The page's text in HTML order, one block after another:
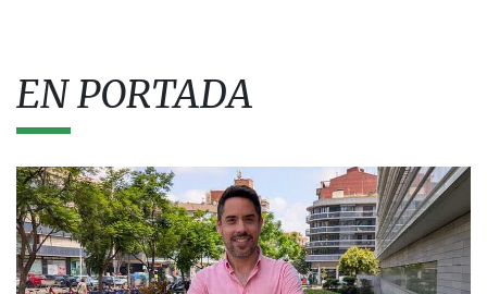
EN PORTADA